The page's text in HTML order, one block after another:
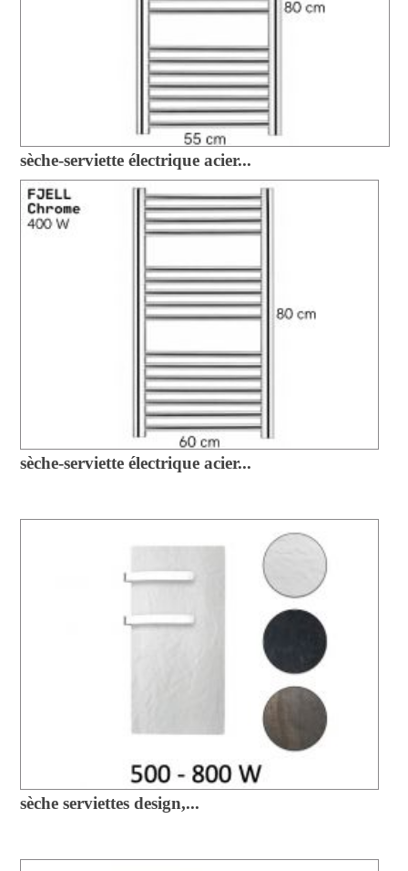
sèche-serviette électrique acier...
sèche-serviette électrique acier...
sèche serviettes design,...